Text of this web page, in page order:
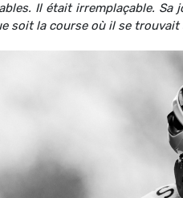
Il était irremplaçable.
soit la course où il se trouvait